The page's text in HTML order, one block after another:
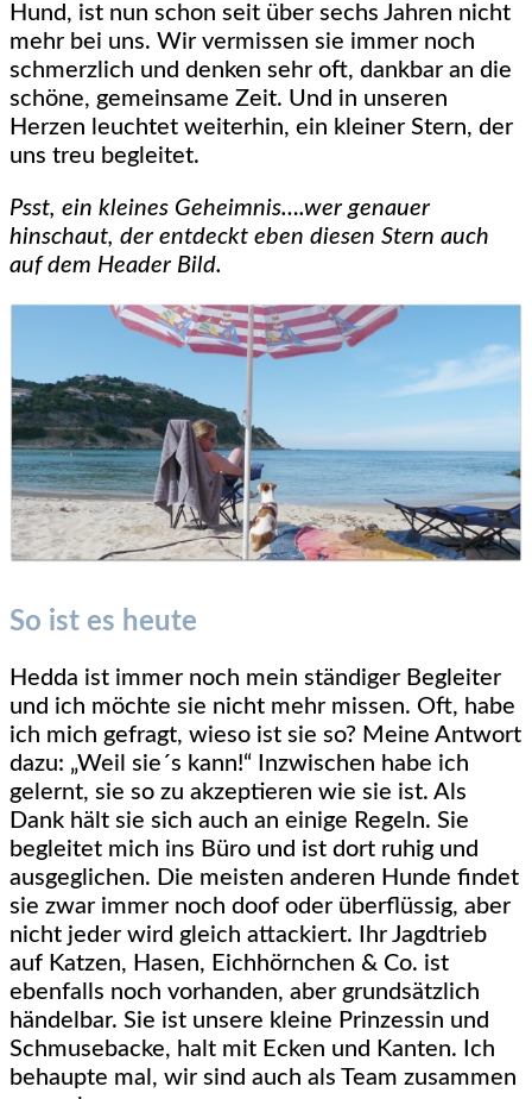
Hund, ist nun schon seit über sechs Jahren nicht
mehr bei uns. Wir vermissen sie immer noch
schmerzlich und denken sehr oft, dankbar an die
schöne, gemeinsame Zeit. Und in unseren
Herzen leuchtet weiterhin, ein kleiner Stern, der
uns treu begleitet.
Psst, ein kleines Geheimnis….wer genauer
hinschaut, der entdeckt eben diesen Stern auch
auf dem Header Bild.
So ist es heute
Hedda ist immer noch mein ständiger Begleiter
und ich möchte sie nicht mehr missen. Oft, habe
ich mich gefragt, wieso ist sie so? Meine Antwort
dazu: „Weil sie´s kann!“ Inzwischen habe ich
gelernt, sie so zu akzeptieren wie sie ist. Als
Dank hält sie sich auch an einige Regeln. Sie
begleitet mich ins Büro und ist dort ruhig und
ausgeglichen. Die meisten anderen Hunde findet
sie zwar immer noch doof oder überflüssig, aber
nicht jeder wird gleich attackiert. Ihr Jagdtrieb
auf Katzen, Hasen, Eichhörnchen & Co. ist
ebenfalls noch vorhanden, aber grundsätzlich
händelbar. Sie ist unsere kleine Prinzessin und
Schmusebacke, halt mit Ecken und Kanten. Ich
behaupte mal, wir sind auch als Team zusammen